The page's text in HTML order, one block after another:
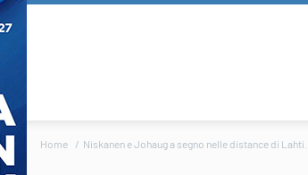
Home Niskanen e Johaug a segno nelle distance di